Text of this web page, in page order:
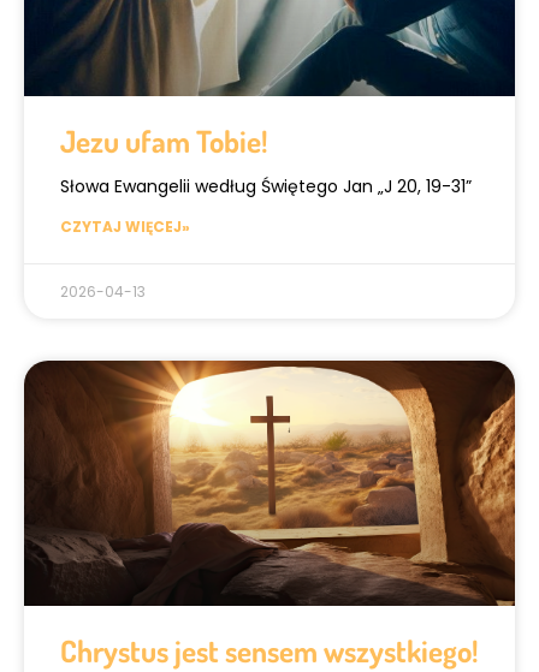
Jezu ufam Tobie!
Słowa Ewangelii według Świętego Jan „J 20, 19-31”
CZYTAJ WIĘCEJ»
2026-04-13
Chrystus jest sensem wszystkiego!